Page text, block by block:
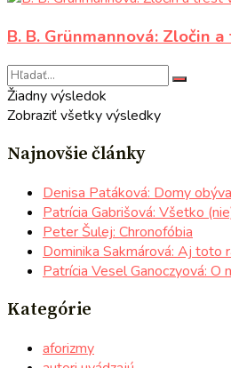
B. B. Grünmannová: Zločin
Žiadny výsledok
Zobraziť všetky výsledky
Najnovšie články
Denisa Patáková: Domy
Patrícia Gabrišová: Všetko
Peter Šulej: Chronofóbia
Dominika Sakmárová: Aj toto
Patrícia Vesel Ganoczyová: O
Kategórie
aforizmy